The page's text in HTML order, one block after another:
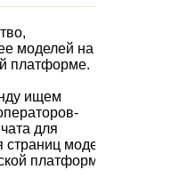
моделей на
платформе.
ищем
для
моделей
платформе